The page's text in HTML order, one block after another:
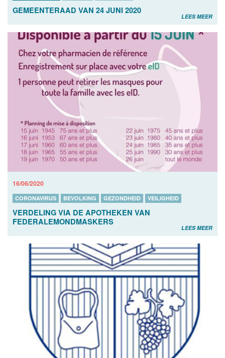
GEMEENTERAAD VAN 24 JUNI 2020
LEES MEER
16/06/2020
CORONAVIRUS BEVOLKING GEZONDHEID VEILIGHEID
VERDELING VIA DE APOTHEKEN VAN
FEDERALEMONDMASKERS
LEES MEER